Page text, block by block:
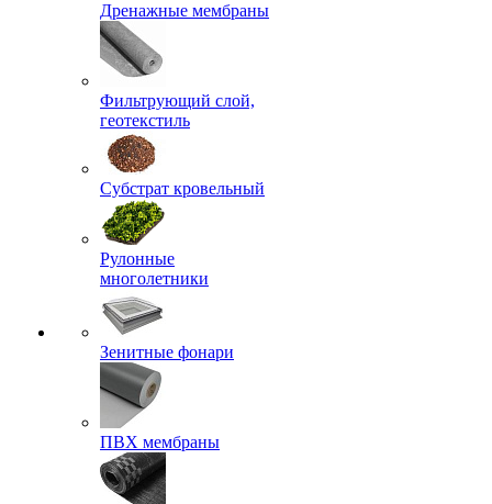
Дренажные мембраны
Фильтрующий слой,
геотекстиль
Субстрат кровельный
Рулонные
многолетники
Зенитные фонари
ПВХ мембраны